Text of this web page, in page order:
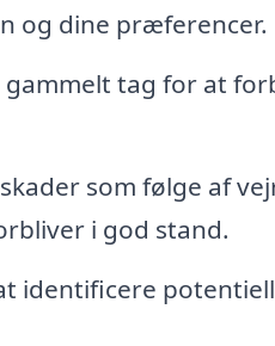
og dine præferencer.
tag for at
som følge af
i god stand.
identificere